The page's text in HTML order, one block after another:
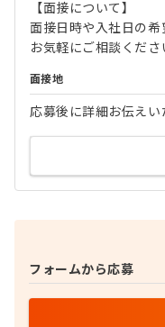
【面接について】
面接日時や入社日の
お気軽にご相談くださ
面接地
応募後に詳細お伝えい
フォームから応募